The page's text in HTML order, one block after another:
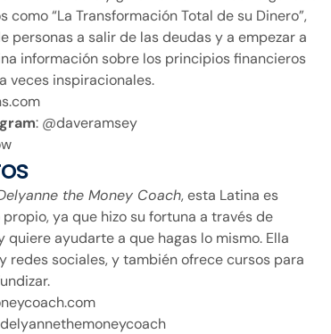
como “La Transformación Total de su Dinero”,
personas a salir de las deudas y a empezar a
información sobre los principios financieros
veces inspiracionales.
: @daveramsey
the Money Coach, esta Latina es
ya que hizo su fortuna a través de
quiere ayudarte a que hagas lo mismo. Ella
redes sociales, y también ofrece cursos para